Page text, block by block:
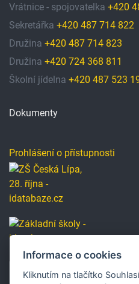
Vrátnice - spojovatelka +420
Sekretářka +420 487 714 822
Družina +420 487 714 823
Družina +420 724 368 811
Školní jídelna +420 487 523
Dokumenty
Prohlášení o přístupnosti
Informace o cookies
Kliknutím na tlačítko